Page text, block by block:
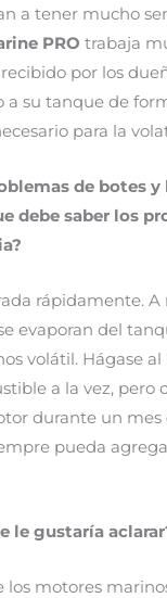
a tener mucho
PRO trabaja
por los
su tanque de
para la
de botes
debe saber los
rápidamente.
evaporan del
volátil. Hágase
a la vez, pero
durante un mes
pueda
le gustaría
motores